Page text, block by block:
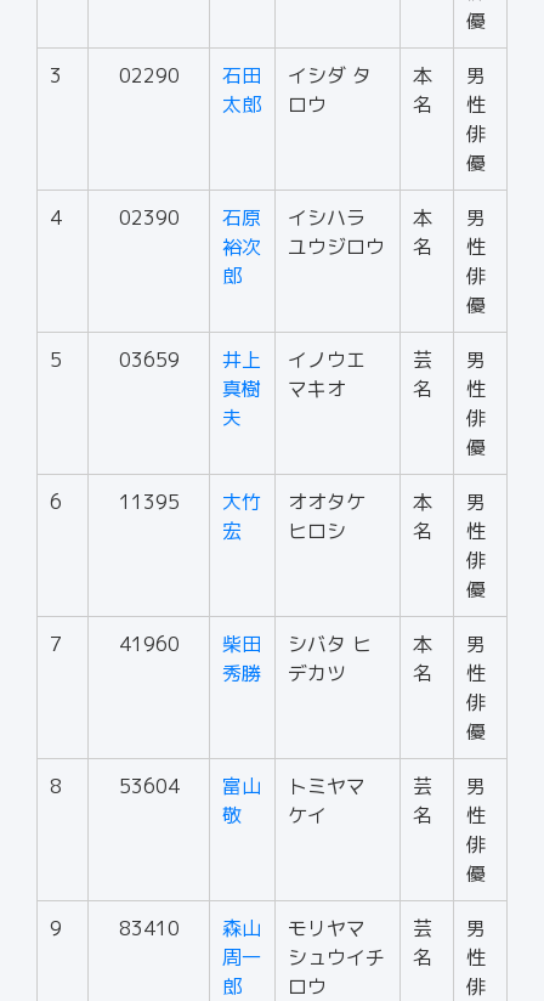
優
3 02290
石田
太郎
イシダ タ
ロウ
本
名
男
性
俳
優
4 02390
石原
裕次
郎
イシハラ
ユウジロウ
本
名
男
性
俳
優
5 03659
井上
真樹
夫
イノウエ
マキオ
芸
名
男
性
俳
優
6 11395
大竹
宏
オオタケ
ヒロシ
本
名
男
性
俳
優
7 41960
柴田
秀勝
シバタ ヒ
デカツ
本
名
男
性
俳
優
8 53604
富山
敬
トミヤマ
ケイ
芸
名
男
性
俳
優
9 83410
森山
周一
郎
モリヤマ
シュウイチ
ロウ
芸
名
男
性
俳